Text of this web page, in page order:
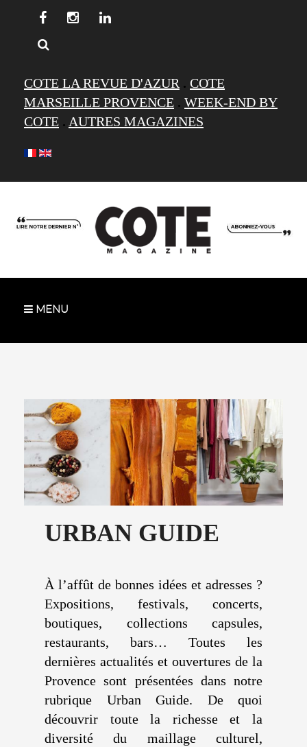
COTE LA REVUE D'AZUR . COTE
MARSEILLE PROVENCE . WEEK-END BY
COTE . AUTRES MAGAZINES
MENU
URBAN GUIDE
À l’affût de bonnes idées et adresses ?
Expositions, festivals, concerts,
boutiques, collections capsules,
restaurants, bars… Toutes les
dernières actualités et ouvertures de la
Provence sont présentées dans notre
rubrique Urban Guide. De quoi
découvrir toute la richesse et la
diversité du maillage culturel,